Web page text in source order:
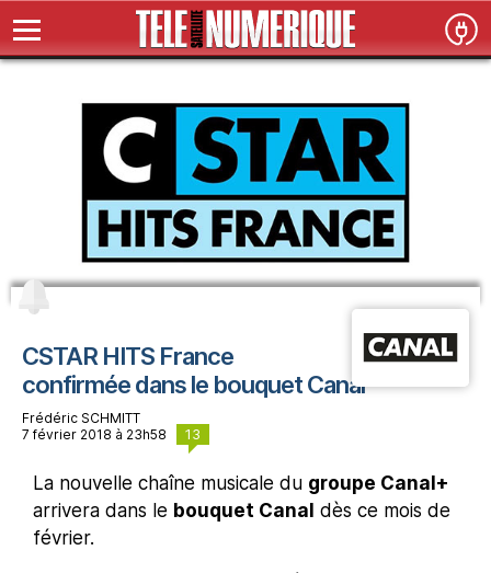
CSTAR HITS France
confirmée dans le bouquet Canal
Frédéric SCHMITT
7 février 2018 à 23h58
13
La nouvelle chaîne musicale du groupe Canal+
arrivera dans le bouquet Canal dès ce mois de
février.